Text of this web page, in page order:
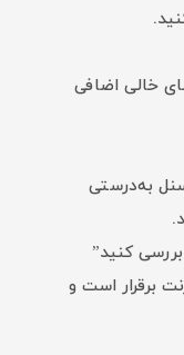
خالی اضافی
به‌درستی
کنید”
برقرار است و